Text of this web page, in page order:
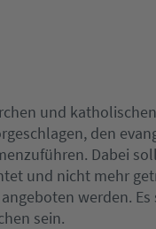
und
den
Dabei
und nicht mehr
werden.
sein.